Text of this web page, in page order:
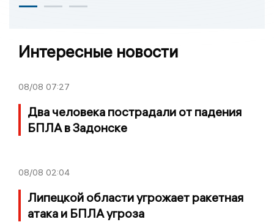
Интересные новости
08/08 07:27
Два человека пострадали от падения
БПЛА в Задонске
08/08 02:04
Липецкой области угрожает ракетная
атака и БПЛА угроза